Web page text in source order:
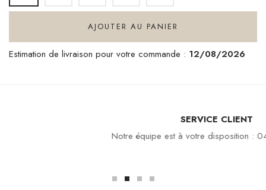
AJOUTER AU PANIER
Estimation de livraison pour votre commande : 12/08/2026
Notre équipe est à votre disposition : 04 94 94 97 80